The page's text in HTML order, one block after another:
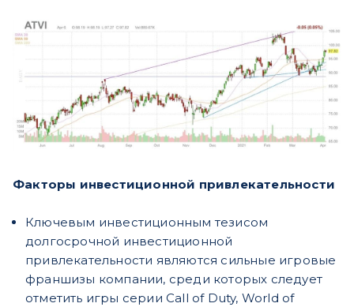
Факторы инвестиционной привлекательности
Ключевым инвестиционным тезисом
долгосрочной инвестиционной
привлекательности являются сильные игровые
франшизы компании, среди которых следует
отметить игры серии Call of Duty, World of